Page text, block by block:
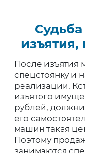
изъятия,
После
спецстоянку и
реализации.
изъятого
рублей,
его
машин такая
Поэтому
занимаются